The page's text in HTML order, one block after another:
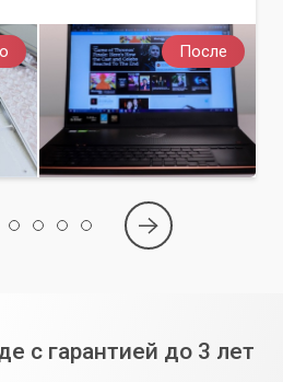
После
с гарантией до 3 лет